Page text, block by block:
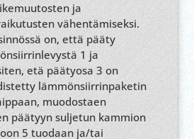
ja
vähentämiseksi.
on, että pääty
1 ja
etä päätyosa 3 on
lämmönsiirrinpaketin
muodostaen
päätyyn suljetun kammion
5 tuodaan ja/tai